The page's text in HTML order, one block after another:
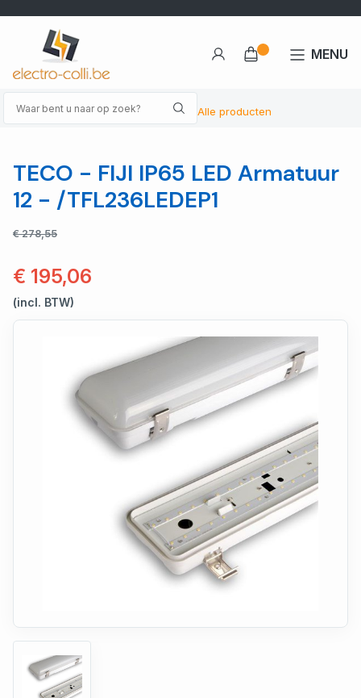
Alle producten
MENU
TECO - FIJI IP65 LED Armatuur
12 - /TFL236LEDEP1
€ 278,55
€ 195,06
(incl. BTW)